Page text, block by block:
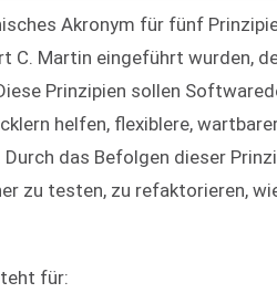
Akronym für fünf
C. Martin eingeführt wurden,
Prinzipien sollen
helfen, flexiblere,
das Befolgen dieser
zu testen, zu refaktorieren,
für: